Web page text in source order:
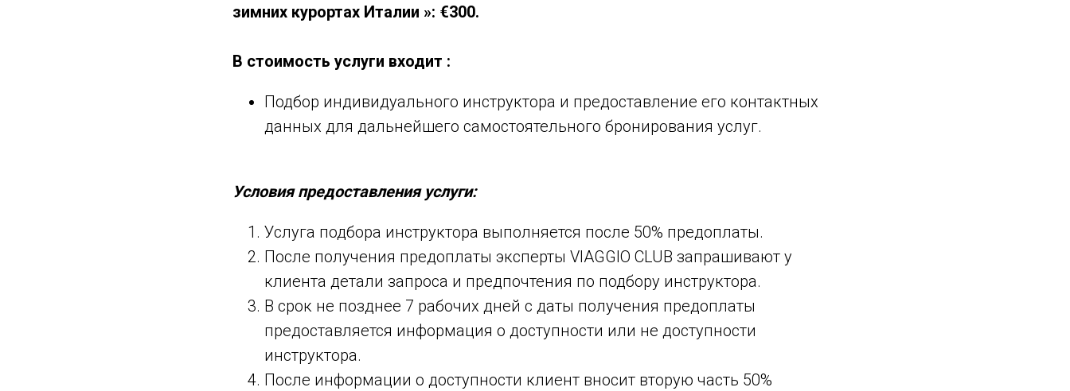
зимних курортах Италии »: €300.
В стоимость услуги входит :
Подбор индивидуального инструктора и предоставление его контактных
данных для дальнейшего самостоятельного бронирования услуг.
Условия предоставления услуги:
Услуга подбора инструктора выполняется после 50% предоплаты.
После получения предоплаты эксперты VIAGGIO CLUB запрашивают у
клиента детали запроса и предпочтения по подбору инструктора.
В срок не позднее 7 рабочих дней с даты получения предоплаты
предоставляется информация о доступности или не доступности
инструктора.
После информации о доступности клиент вносит вторую часть 50%